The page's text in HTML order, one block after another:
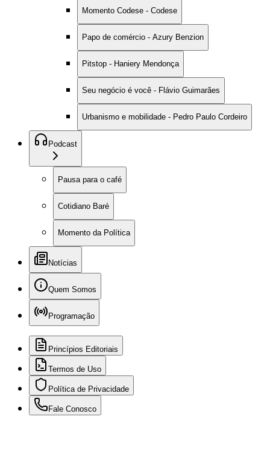
Momento Codese - Codese
Papo de comércio - Azury Benzion
Pitstop - Haniery Mendonça
Seu negócio é você - Flávio Guimarães
Urbanismo e mobilidade - Pedro Paulo Cordeiro
Podcast
Pausa para o café
Cotidiano Baré
Momento da Política
Notícias
Quem Somos
Programação
Princípios Editoriais
Termos de Uso
Política de Privacidade
Fale Conosco